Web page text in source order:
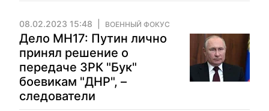
08.02.2023 15:48 ВОЕННЫЙ ФОКУС
Дело МН17: Путин лично
принял решение о
передаче ЗРК "Бук"
боевикам "ДНР", –
следователи